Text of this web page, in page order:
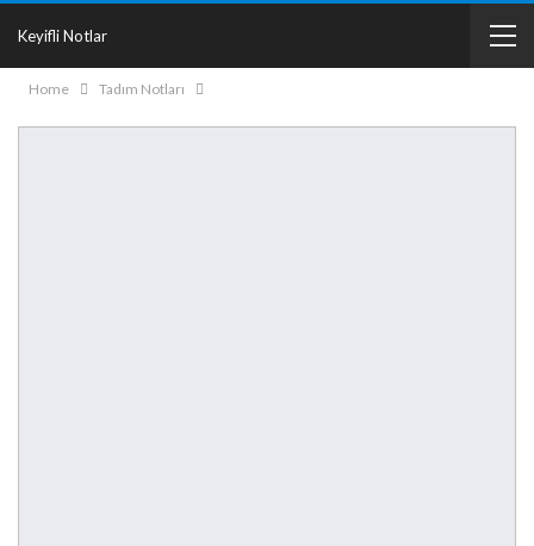
Keyifli Notlar
Home Tadım Notları